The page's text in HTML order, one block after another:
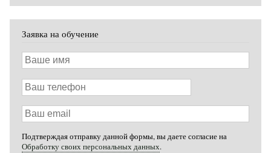
Заявка на обучение
Ваше
имя
Ваш
телефон
Ваш
email
Подтверждая отправку данной формы, вы даете согласие на
Обработку своих персональных данных.